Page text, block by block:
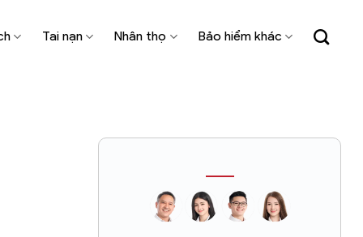
Tai nạn Nhân thọ Bảo hiểm khác